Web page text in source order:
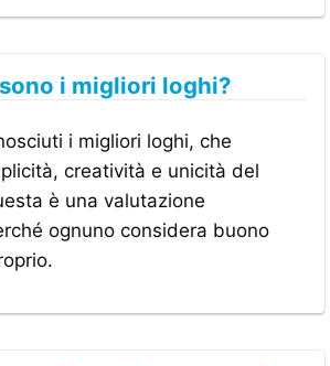
i migliori loghi?
i migliori loghi, che
creatività e unicità del
è una valutazione
ognuno considera buono